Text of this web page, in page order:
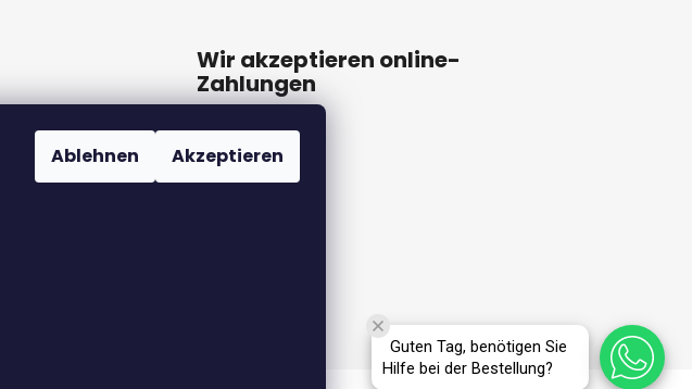
Ablehnen Akzeptieren
Wir akzeptieren online-
Zahlungen
Guten Tag, benötigen Sie
Hilfe bei der Bestellung?